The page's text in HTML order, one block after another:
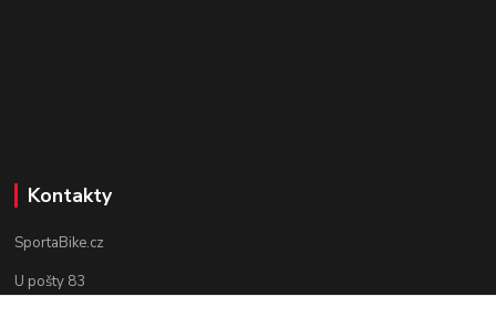
Kontakty
SportaBike.cz
U pošty 83